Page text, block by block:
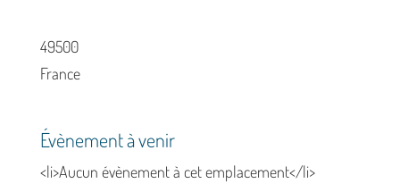
49500
France
Évènement à venir
<li>Aucun évènement à cet emplacement</li>